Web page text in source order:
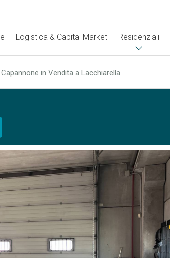
Logistica & Capital Market Residenziali
Capannone in Vendita a Lacchiarella